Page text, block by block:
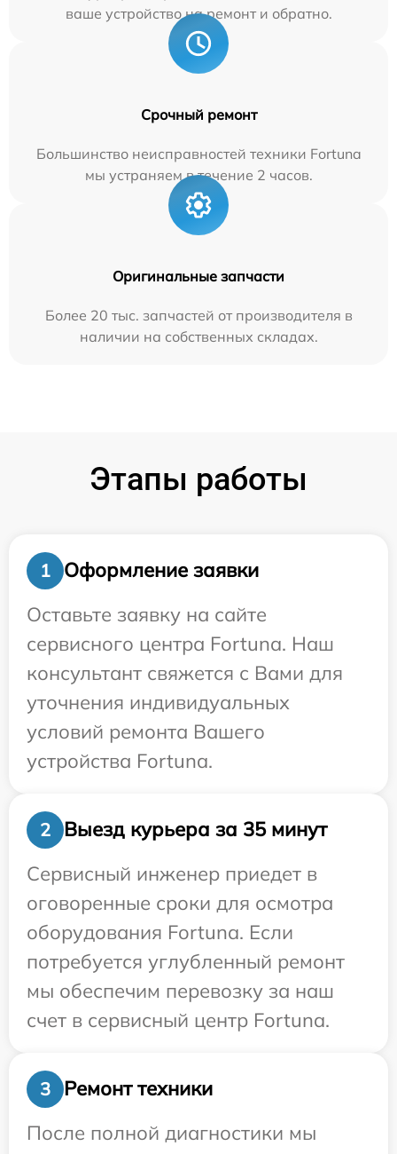
ваше устройство на ремонт и обратно.
Срочный ремонт
Большинство неисправностей техники Fortuna
мы устраняем в течение 2 часов.
Оригинальные запчасти
Более 20 тыс. запчастей от производителя в
наличии на собственных складах.
Этапы работы
1
Оформление заявки
Оставьте заявку на сайте
сервисного центра Fortuna. Наш
консультант свяжется с Вами для
уточнения индивидуальных
условий ремонта Вашего
устройства Fortuna.
2
Выезд курьера за 35 минут
Сервисный инженер приедет в
оговоренные сроки для осмотра
оборудования Fortuna. Если
потребуется углубленный ремонт
мы обеспечим перевозку за наш
счет в сервисный центр Fortuna.
3
Ремонт техники
После полной диагностики мы